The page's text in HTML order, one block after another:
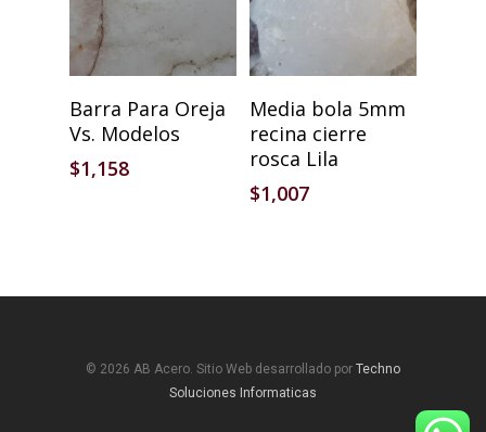
Barra Para Oreja
Vs. Modelos
$1,158
Añadir Al Carrito
Media bola 5mm
recina cierre
rosca Lila
$1,007
© 2026 AB Acero. Sitio Web desarrollado por Techno
Soluciones Informaticas